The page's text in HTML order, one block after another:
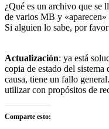
¿Qué es un archivo que se
de varios MB y
Si alguien lo sabe, por
Actualización: ya está
copia de estado del sistema
causa, tiene un fallo
utilizar con propósitos de
Comparte esto: